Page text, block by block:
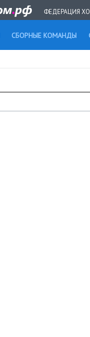
ФЕДЕРАЦИЯ
СБОРНЫЕ КОМАНДЫ